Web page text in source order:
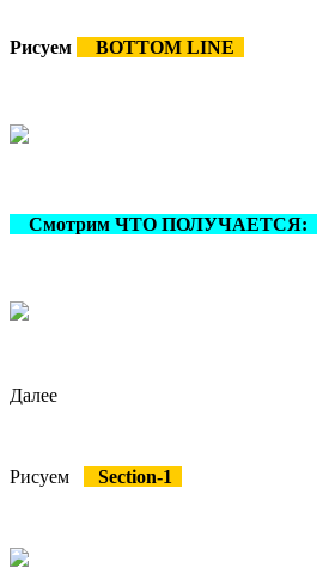
Рисуем BOTTOM LINE
Смотрим ЧТО ПОЛУЧАЕТСЯ:
Далее
Рисуем Section-1